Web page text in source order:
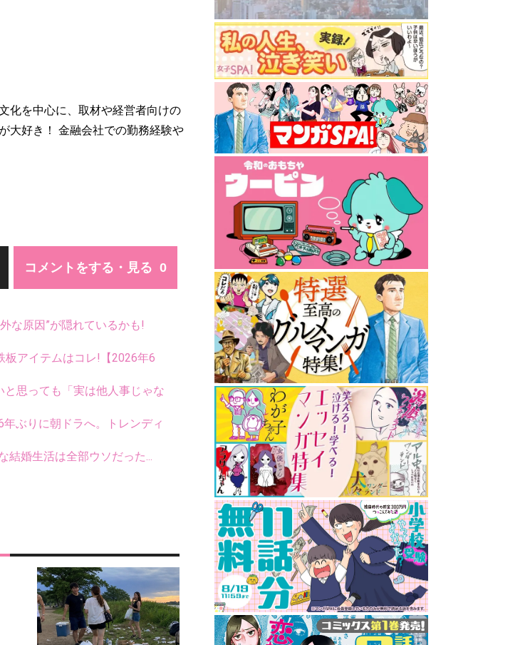
化を中心に、取材や経営者向けの
大好き！ 金融会社での勤務経験や
コメントをする・見る
な原因”が隠れているかも!
アイテムはコレ!【2026年6
思っても「実は他人事じゃな
ぶりに朝ドラへ。トレンディ
結婚生活は全部ウソだった...